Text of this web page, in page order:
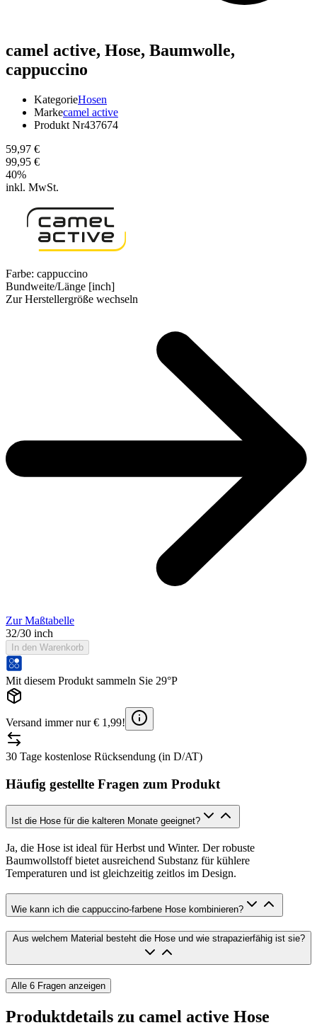
camel active, Hose, Baumwolle,
cappuccino
KategorieHosen
Markecamel active
Produkt Nr437674
59,97 €
99,95 €
40%
inkl. MwSt.
Farbe: cappuccino
Bundweite/Länge [inch]
Zur Herstellergröße wechseln
Zur Maßtabelle
32/30 inch
In den Warenkorb
Mit diesem Produkt sammeln Sie 29°P
Versand immer nur € 1,99!
30 Tage kostenlose Rücksendung (in D/AT)
Häufig gestellte Fragen zum Produkt
Ist die Hose für die kalteren Monate geeignet?
Ja, die Hose ist ideal für Herbst und Winter. Der robuste
Baumwollstoff bietet ausreichend Substanz für kühlere
Temperaturen und ist gleichzeitig zeitlos im Design.
Wie kann ich die cappuccino-farbene Hose kombinieren?
Aus welchem Material besteht die Hose und wie strapazierfähig ist sie?
Alle 6 Fragen anzeigen
Produktdetails zu camel active Hose